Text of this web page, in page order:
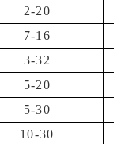
2-20
7-16
3-32
5-20
5-30
10-30